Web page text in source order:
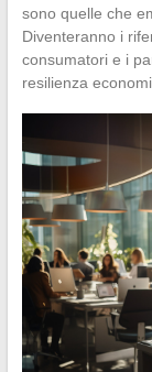
sono quelle che
Diventeranno i
consumatori e i
resilienza